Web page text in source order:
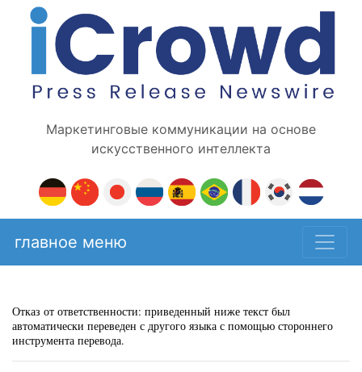
Маркетинговые коммуникации на основе
искусственного интеллекта
главное меню
Отказ от ответственности: приведенный ниже текст был
автоматически переведен с другого языка с помощью стороннего
инструмента перевода.